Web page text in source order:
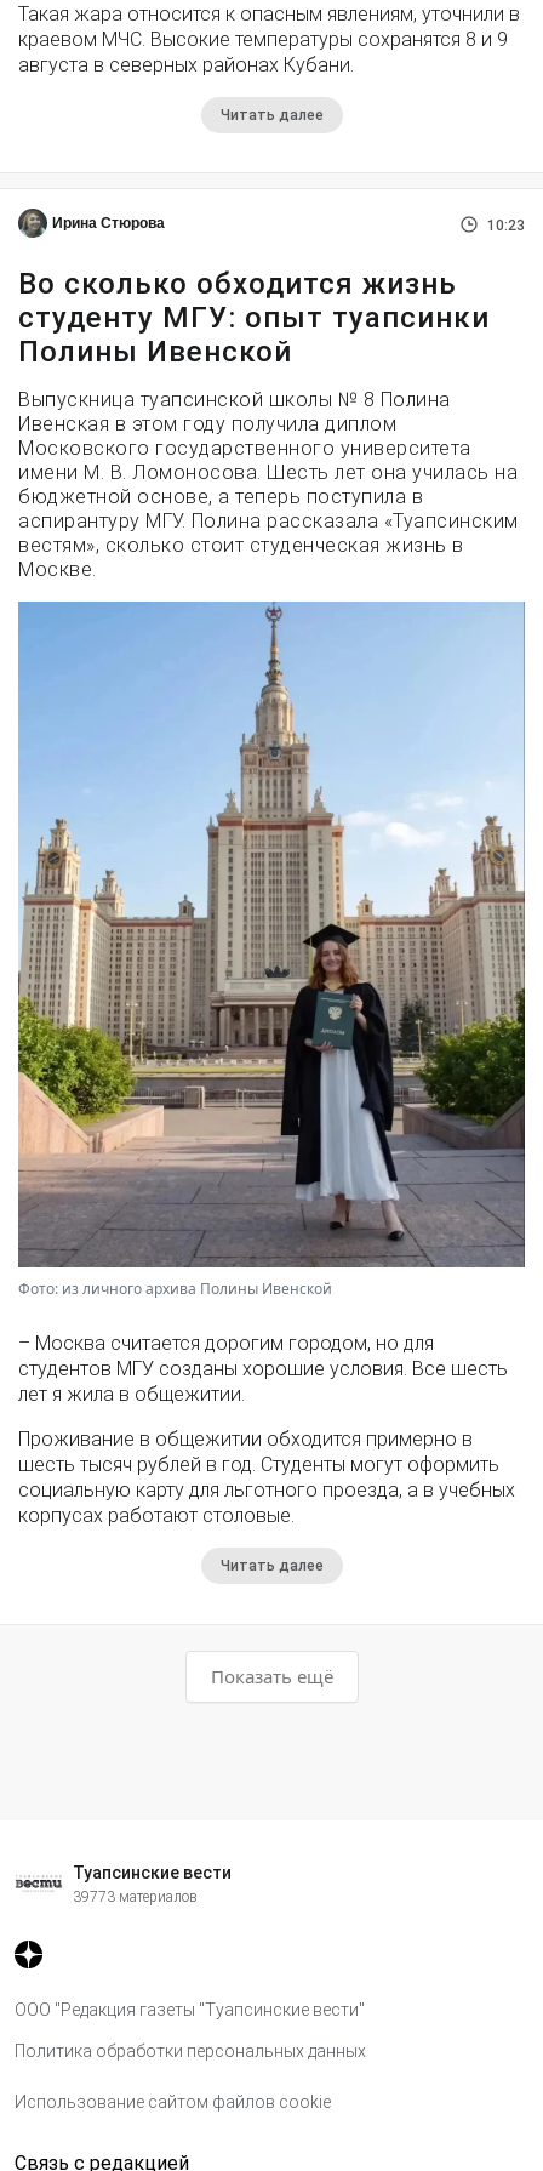
Такая жара относится к опасным явлениям, уточнили в
краевом МЧС. Высокие температуры сохранятся 8 и 9
августа в северных районах Кубани.
Читать далее
Ирина Стюрова 10:23
Во сколько обходится жизнь
студенту МГУ: опыт туапсинки
Полины Ивенской
Выпускница туапсинской школы № 8 Полина
Ивенская в этом году получила диплом
Московского государственного университета
имени М. В. Ломоносова. Шесть лет она училась на
бюджетной основе, а теперь поступила в
аспирантуру МГУ. Полина рассказала «Туапсинским
вестям», сколько стоит студенческая жизнь в
Москве.
Фото: из личного архива Полины Ивенской
– Москва считается дорогим городом, но для
студентов МГУ созданы хорошие условия. Все шесть
лет я жила в общежитии.
Проживание в общежитии обходится примерно в
шесть тысяч рублей в год. Студенты могут оформить
социальную карту для льготного проезда, а в учебных
корпусах работают столовые.
Читать далее
Показать ещё
Туапсинские вести
39773 материалов
ООО "Редакция газеты "Туапсинские вести"
Политика обработки персональных данных
Использование сайтом файлов cookie
Связь с редакцией